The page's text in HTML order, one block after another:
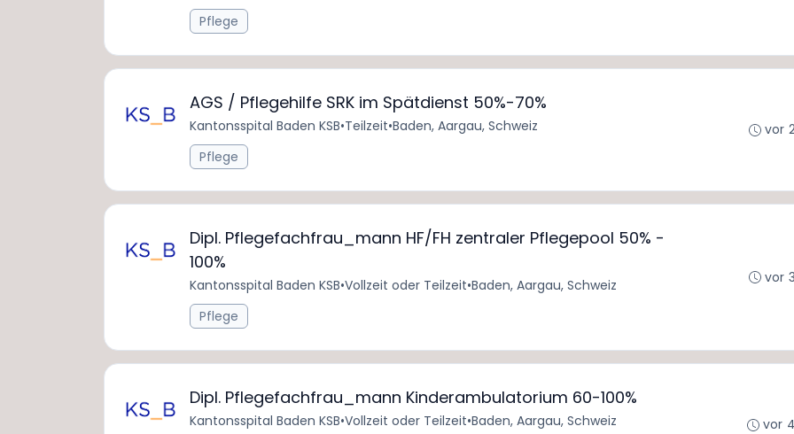
Pflege
AGS / Pflegehilfe SRK im Spätdienst 50%-70%
Kantonsspital Baden KSB•Teilzeit•Baden, Aargau, Schweiz
Pflege
vor
Dipl. Pflegefachfrau_mann HF/FH zentraler Pflegepool 50% -
100%
Kantonsspital Baden KSB•Vollzeit oder Teilzeit•Baden, Aargau, Schweiz
Pflege
vor
Dipl. Pflegefachfrau_mann Kinderambulatorium 60-100%
Kantonsspital Baden KSB•Vollzeit oder Teilzeit•Baden, Aargau, Schweiz
vor